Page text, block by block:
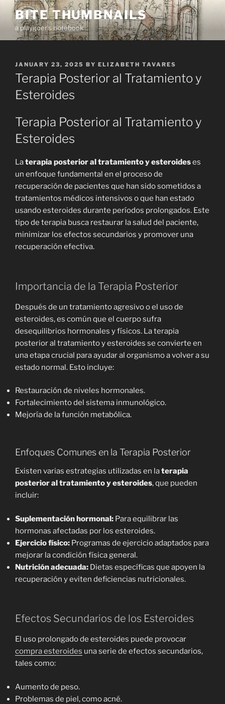
Skip
content
BITE THUMBNAILS
a playgoer's notebook
POSTED
ON
JANUARY 23, 2025 BY ELIZABETH TAVARES
Terapia Posterior al Tratamiento y
Esteroides
Terapia Posterior al Tratamiento y
Esteroides
Laterapia posterior al tratamiento y esteroideses
un enfoque fundamental en el proceso de
recuperación de pacientes que han sido sometidos a
tratamientos médicos intensivos o que han estado
usando esteroides durante períodos prolongados. Este
tipo de terapia busca restaurar la salud del paciente,
minimizar los efectos secundarios y promover una
recuperación efectiva.
Importancia de la Terapia Posterior
Después de un tratamiento agresivo o el uso de
esteroides, es común que el cuerpo sufra
desequilibrios hormonales y físicos. La terapia
posterior al tratamiento y esteroides se convierte en
una etapa crucial para ayudar al organismo a volver a su
estado normal. Esto incluye:
Restauración de niveles hormonales.
Fortalecimiento del sistema inmunológico.
Mejoría de la función metabólica.
Enfoques Comunes en la Terapia Posterior
Existen varias estrategias utilizadas en laterapia
posterior al tratamiento y esteroides, que pueden
incluir:
Suplementación hormonal: Para equilibrar las
hormonas afectadas por los esteroides.
Ejercicio físico: Programas de ejercicio adaptados para
mejorar la condición física general.
Nutrición adecuada: Dietas específicas que apoyen la
recuperación y eviten deficiencias nutricionales.
Efectos Secundarios de los Esteroides
El uso prolongado de esteroides puede provocar
compra esteroides una serie de efectos secundarios,
tales como:
Aumento de peso.
Problemas de piel, como acné.